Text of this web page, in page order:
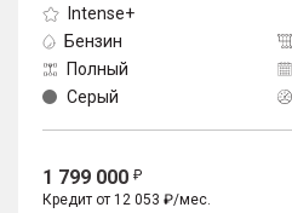
Intense+
Бензин
Полный
Серый
1 799 000
Кредит от 12 053 ₽/мес.